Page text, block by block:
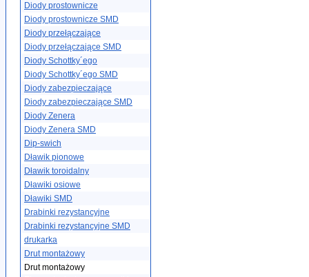
Diody prostownicze
Diody prostownicze SMD
Diody przełączające
Diody przełączające SMD
Diody Schottky´ego
Diody Schottky´ego SMD
Diody zabezpieczające
Diody zabezpieczające SMD
Diody Zenera
Diody Zenera SMD
Dip-swich
Dławik pionowe
Dławik toroidalny
Dławiki osiowe
Dławiki SMD
Drabinki rezystancyjne
Drabinki rezystancyjne SMD
drukarka
Drut montażowy
Drut montażowy